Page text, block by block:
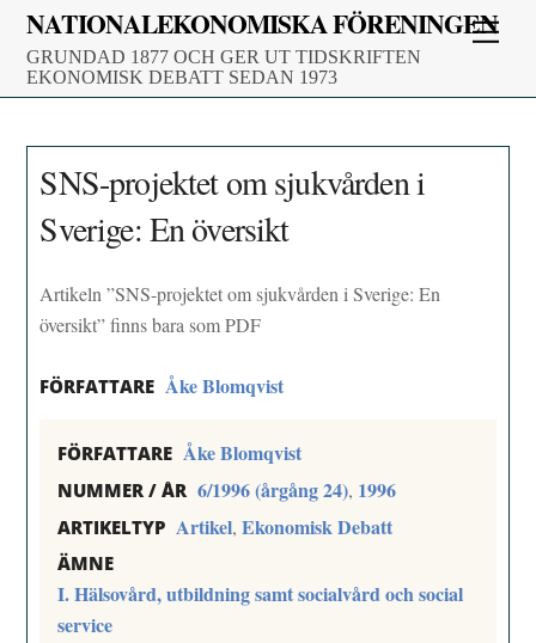
Skip
content
NATIONALEKONOMISKA FÖRENINGEN
GRUNDAD 1877 OCH GER UT TIDSKRIFTEN
EKONOMISK DEBATT SEDAN 1973
SNS-projektet om sjukvården i
Sverige: En översikt
Artikeln ”SNS-projektet om sjukvården i Sverige: En
översikt” finns bara som PDF
FÖRFATTARE Åke Blomqvist
FÖRFATTARE Åke Blomqvist
NUMMER / ÅR 6/1996 (årgång 24), 1996
ARTIKELTYP Artikel,Ekonomisk Debatt
ÄMNE
I. Hälsovård, utbildning samt socialvård och social
service